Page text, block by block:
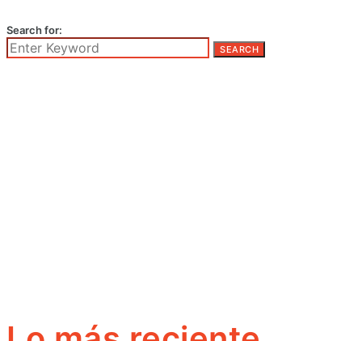
Search for:
SEARCH